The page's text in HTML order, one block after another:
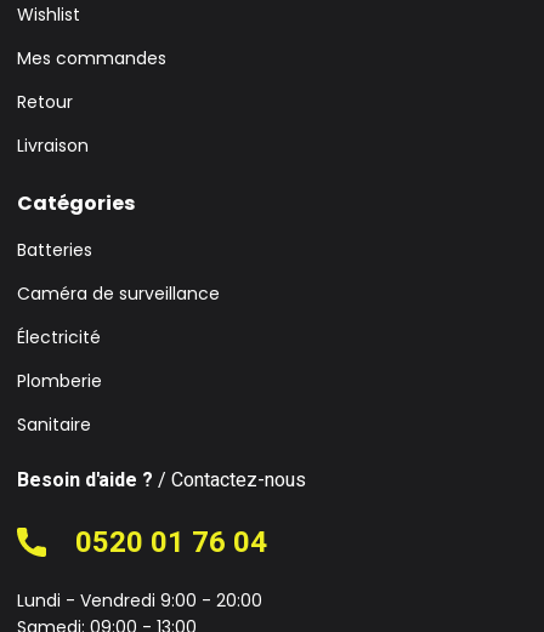
Wishlist
Mes commandes
Retour
Livraison
Catégories
Batteries
Caméra de surveillance
Électricité
Plomberie
Sanitaire
Besoin d'aide ? / Contactez-nous
0520 01 76 04
Lundi - Vendredi 9:00 - 20:00
Samedi: 09:00 - 13:00